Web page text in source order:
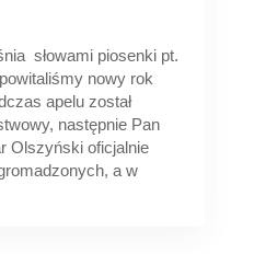
słowami piosenki pt.
nowy rok
apelu został
następnie Pan
Olszyński oficjalnie
a w